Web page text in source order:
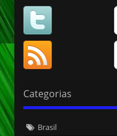
Categorias
Brasil